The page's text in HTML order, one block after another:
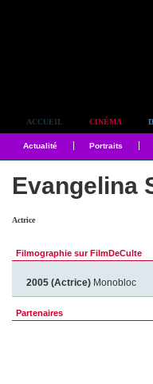
ACCUEIL CINÉMA
Actualité Portraits
Evangelina
Actrice
Filmographie sur FilmDeCulte
2005 (Actrice) Monobloc
Partenaires